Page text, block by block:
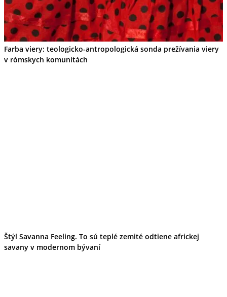
Farba viery: teologicko-antropologická sonda prežívania viery
v rómskych komunitách
Štýl Savanna Feeling. To sú teplé zemité odtiene africkej
savany v modernom bývaní